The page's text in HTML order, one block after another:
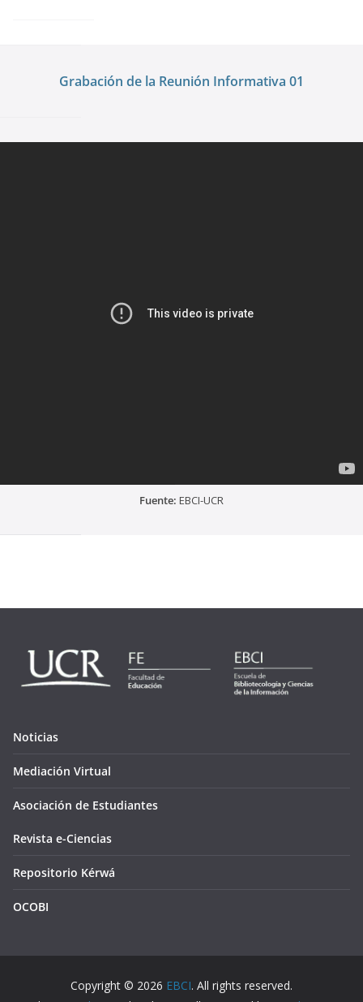
Grabación de la Reunión Informativa 01
Fuente: EBCI-UCR
Noticias
Mediación Virtual
Asociación de Estudiantes
Revista e-Ciencias
Repositorio Kérwá
OCOBI
Copyright © 2026 EBCI. All rights reserved.